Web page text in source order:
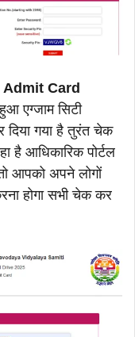
Card
एग्जाम सिटी
दिया गया है तुरंत चेक
है आधिकारिक पोर्टल
आपको अपने लोगों
होगा सभी चेक कर